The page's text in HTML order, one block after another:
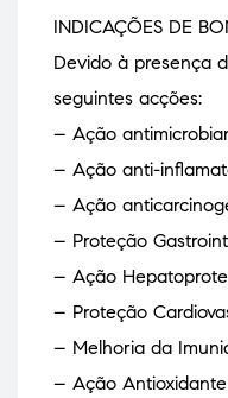
INDICAÇÕES DE
Devido à presença
seguintes acções:
– Ação
– Ação anti-
– Ação
– Proteção
– Ação
– Proteção
– Melhoria da
– Ação Antioxidante